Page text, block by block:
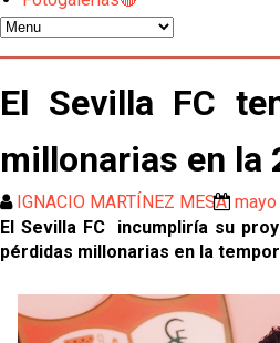
Vargas y Sow se incorporan
del martes
Odysseas Vlachodimos: “El
temporada pasada”
El Sevilla FC empieza a
Opinión | "Carta abierta a
García
Análisis I Quién es y cómo
El Sevilla FC
millonarias en la
IGNACIO MARTÍNEZ MESA
El Sevilla FC incumpliría su
pérdidas millonarias en la